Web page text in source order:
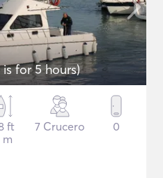
for 5 hours)
ft
m
7 Crucero 0